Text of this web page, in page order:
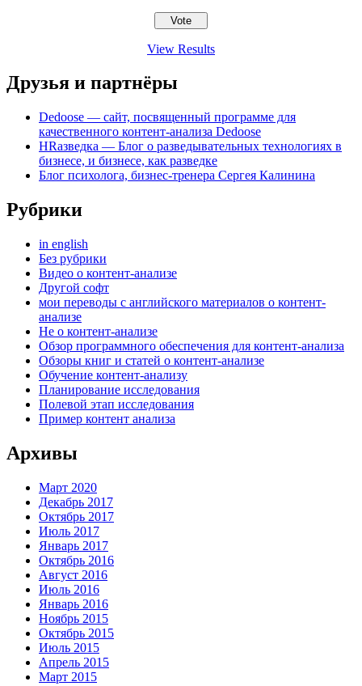
View Results
Друзья и партнёры
Dedoose — сайт, посвященный программе для
качественного контент-анализа Dedoose
HRазведка — Блог о разведывательных технологиях в
бизнесе, и бизнесе, как разведке
Блог психолога, бизнес-тренера Сергея Калинина
Рубрики
in english
Без рубрики
Видео о контент-анализе
Другой софт
мои переводы с английского материалов о контент-
анализе
Не о контент-анализе
Обзор программного обеспечения для контент-анализа
Обзоры книг и статей о контент-анализе
Обучение контент-анализу
Планирование исследования
Полевой этап исследования
Пример контент анализа
Архивы
Март 2020
Декабрь 2017
Октябрь 2017
Июль 2017
Январь 2017
Октябрь 2016
Август 2016
Июль 2016
Январь 2016
Ноябрь 2015
Октябрь 2015
Июль 2015
Апрель 2015
Март 2015